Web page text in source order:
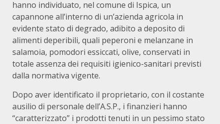
hanno individuato, nel comune di Ispica, un
capannone all’interno di un’azienda agricola in
evidente stato di degrado, adibito a deposito di
alimenti deperibili, quali peperoni e melanzane in
salamoia, pomodori essiccati, olive, conservati in
totale assenza dei requisiti igienico-sanitari previsti
dalla normativa vigente.
Dopo aver identificato il proprietario, con il costante
ausilio di personale dell’A.S.P., i finanzieri hanno
“caratterizzato” i prodotti tenuti in un pessimo stato